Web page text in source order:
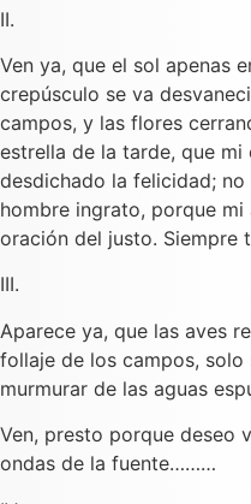
II.
Ven ya, que el sol apenas
crepúsculo se va
campos, y las flores
estrella de la tarde, que
desdichado la felicidad;
hombre ingrato, porque
oración del justo.
III.
Aparece ya, que las aves
follaje de los campos, solo
murmurar de las aguas
Ven, presto porque deseo
ondas de la fuente………